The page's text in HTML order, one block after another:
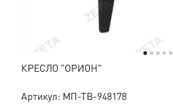
КРЕСЛО "ОРИОН"
Артикул: МП-ТВ-948178